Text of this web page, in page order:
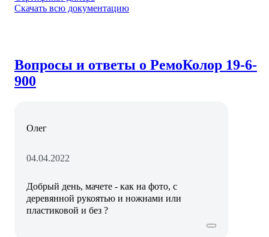
Скачать всю документацию
Вопросы и ответы о РемоКолор 19-6-
900
Олег
04.04.2022
Добрый день, мачете - как на фото, с
деревянной рукоятью и ножнами или
пластиковой и без ?